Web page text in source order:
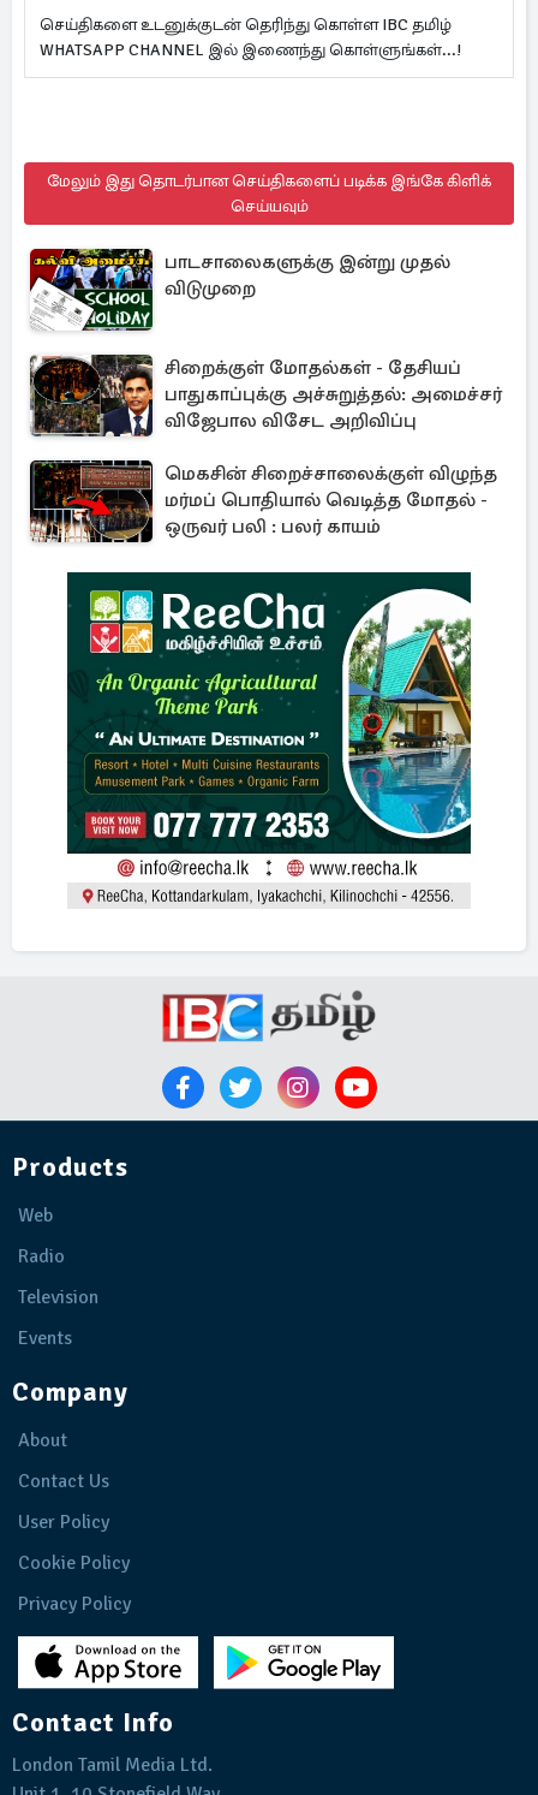
செய்திகளை உடனுக்குடன் தெரிந்து கொள்ள IBC தமிழ்
WHATSAPP CHANNEL இல் இணைந்து கொள்ளுங்கள்...!
மேலும் இது தொடர்பான செய்திகளைப் படிக்க இங்கே கிளிக்
செய்யவும்
பாடசாலைகளுக்கு இன்று முதல்
விடுமுறை
சிறைக்குள் மோதல்கள் - தேசியப்
பாதுகாப்புக்கு அச்சுறுத்தல்: அமைச்சர்
விஜேபால விசேட அறிவிப்பு
மெகசின் சிறைச்சாலைக்குள் விழுந்த
மர்மப் பொதியால் வெடித்த மோதல் -
ஒருவர் பலி : பலர் காயம்
Products
Web
Radio
Television
Events
Company
About
Contact Us
User Policy
Cookie Policy
Privacy Policy
Contact Info
London Tamil Media Ltd.